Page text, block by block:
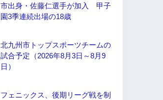
市出身・佐藤仁選手が加入 甲子
園3季連続出場の18歳
北九州市トップスポーツチームの
試合予定（2026年8月3日～8月9
日）
フェニックス、後期リーグ戦を制